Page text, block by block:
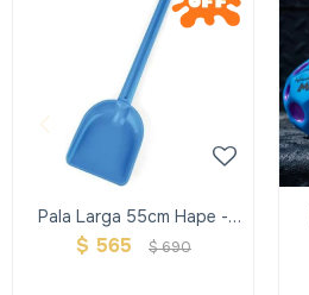
Pala Larga 55cm Hape -
Azul
$ 565 $690